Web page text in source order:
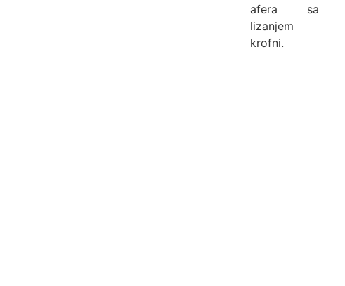
afera sa
lizanjem
krofni.